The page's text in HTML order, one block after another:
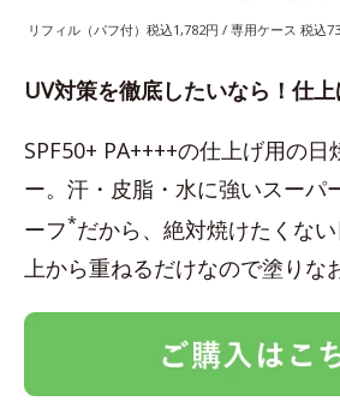
リフィル（パフ付）税込1,782円 / 専用ケース 税込
UV対策を徹底したいなら！仕
SPF50+ PA++++の仕上げ用の
ー。汗・皮脂・水に強いスーパ
ーフ*だから、絶対焼けたくな
上から重ねるだけなので塗りな